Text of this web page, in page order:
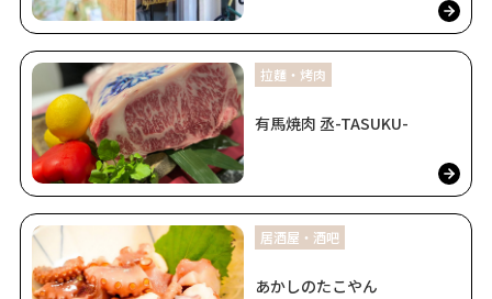
拉麵・烤肉
有馬焼肉 丞-TASUKU-
居酒屋・酒吧
あかしのたこやん